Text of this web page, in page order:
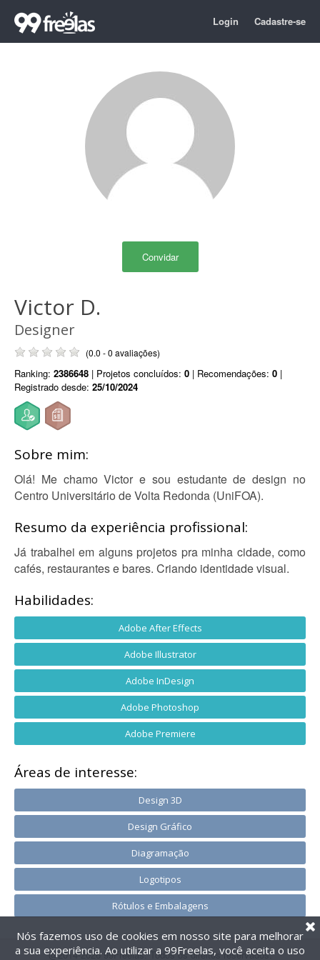
Login Cadastre-se
Convidar
Victor D.
Designer
(0.0 - 0 avaliações)
Ranking: 2386648 | Projetos concluídos: 0 | Recomendações: 0 |
Registrado desde: 25/10/2024
Sobre mim:
Olá! Me chamo Victor e sou estudante de design no
Centro Universitário de Volta Redonda (UniFOA).
Resumo da experiência profissional:
Já trabalhei em alguns projetos pra minha cidade, como
cafés, restaurantes e bares. Criando identidade visual.
Habilidades:
Adobe After Effects
Adobe Illustrator
Adobe InDesign
Adobe Photoshop
Adobe Premiere
Áreas de interesse:
Design 3D
Design Gráfico
Diagramação
Logotipos
Rótulos e Embalagens
@2014-2026 99Freelas. Todos os direitos reservados.
Nós fazemos uso de cookies em nosso site para melhorar
a sua experiência. Ao utilizar a 99Freelas, você aceita o uso